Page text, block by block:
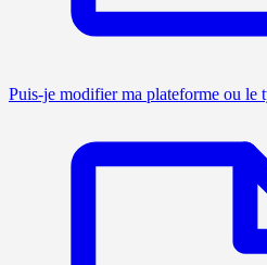
Puis-je modifier ma plateforme ou le